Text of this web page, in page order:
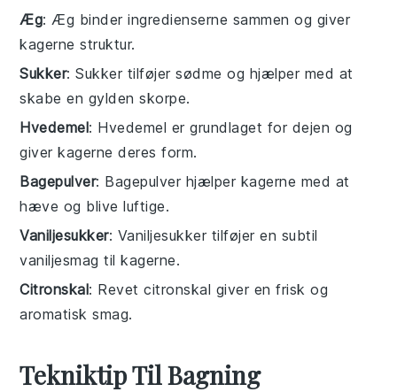
Æg: Æg binder ingredienserne sammen og giver
kagerne struktur.
Sukker: Sukker tilføjer sødme og hjælper med at
skabe en gylden skorpe.
Hvedemel: Hvedemel er grundlaget for dejen og
giver kagerne deres form.
Bagepulver: Bagepulver hjælper kagerne med at
hæve og blive luftige.
Vaniljesukker: Vaniljesukker tilføjer en subtil
vaniljesmag til kagerne.
Citronskal: Revet citronskal giver en frisk og
aromatisk smag.
Tekniktip Til Bagning